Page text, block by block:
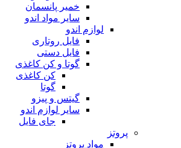
خمیر پانسمان
سایر مواد اندو
لوازم اندو
فایل روتاری
فایل دستی
گوتا و کن کاغذی
کن کاغذی
گوتا
گیتس و پیزو
سایر لوازم اندو
جای فایل
پروتز
مواد پروتز